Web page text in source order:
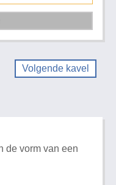
Volgende kavel
de vorm van een